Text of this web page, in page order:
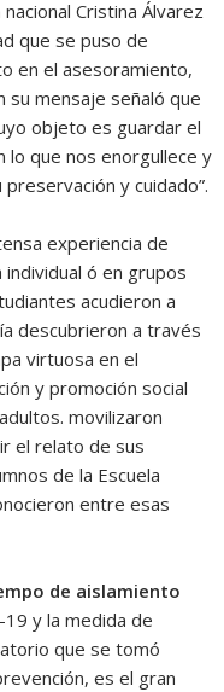
Cristina Álvarez
que se puso de
en el asesoramiento,
su mensaje señaló que
objeto es guardar el
lo que nos enorgullece y
y cuidado”.
experiencia de
ó en grupos
acudieron a
descubrieron a través
virtuosa en el
y promoción social
movilizaron
el relato de sus
de la Escuela
entre esas
de aislamiento
19 y la medida de
que se tomó
es el gran